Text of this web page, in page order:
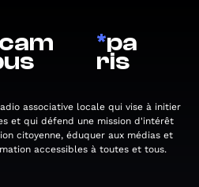
cam *pa
ris
associative locale qui vise à initier
et qui défend une mission d'intérêt
citoyenne, éduquer aux médias et
accessibles à toutes et tous.